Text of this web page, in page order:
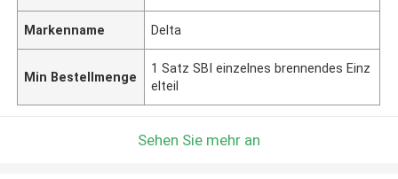
Markenname Delta
Min Bestellmenge
1 Satz SBI einzelnes brennendes Einz
elteil
Sehen Sie mehr an